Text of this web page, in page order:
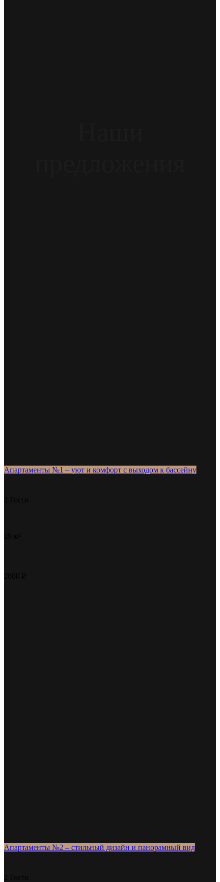
Апартаменты №1 – уют и комфорт с выходом к бассейну
Апартаменты №2 – стильный дизайн и панорамный вид